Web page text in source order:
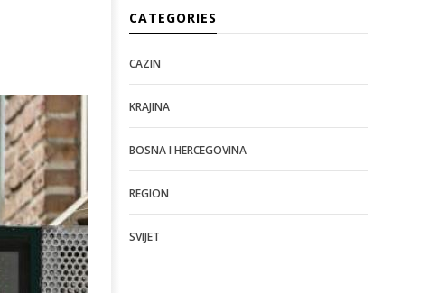
CATEGORIES
CAZIN
KRAJINA
BOSNA I HERCEGOVINA
REGION
SVIJET